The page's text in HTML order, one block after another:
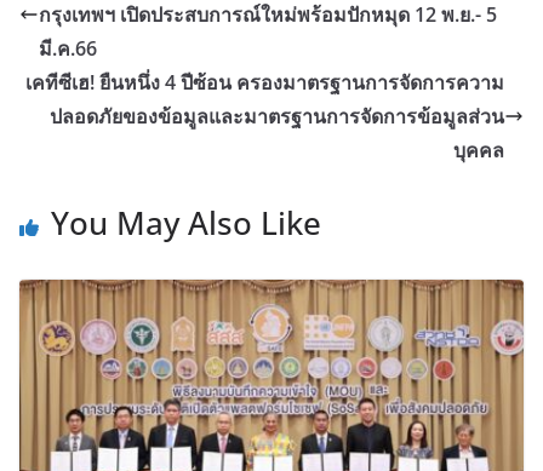
กรุงเทพฯ เปิดประสบการณ์ใหม่พร้อมปักหมุด 12 พ.ย.- 5
มี.ค.66
เคทีซีเฮ! ยืนหนึ่ง 4 ปีซ้อน ครองมาตรฐานการจัดการความ
ปลอดภัยของข้อมูลและมาตรฐานการจัดการข้อมูลส่วน
บุคคล
You May Also Like